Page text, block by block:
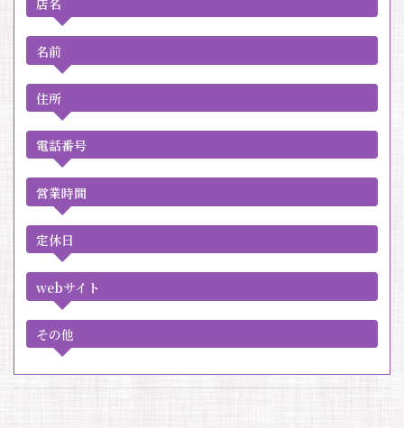
店名
名前
住所
電話番号
営業時間
定休日
webサイト
その他